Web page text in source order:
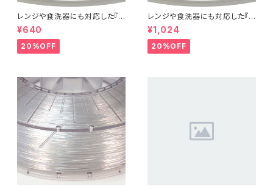
レンジや食洗器にも対応した『C
entaur PP』：お試しサンプル 5
M
¥640
20%OFF
レンジや食洗器にも対応した『C
entaur PP』：お試しサンプル 1
0M
¥1,024
20%OFF